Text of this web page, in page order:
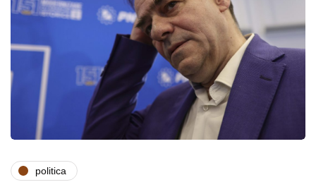
politica